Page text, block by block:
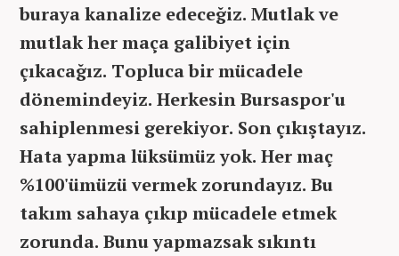
buraya kanalize edeceğiz. Mutlak ve
mutlak her maça galibiyet için
çıkacağız. Topluca bir mücadele
dönemindeyiz. Herkesin Bursaspor'u
sahiplenmesi gerekiyor. Son çıkıştayız.
Hata yapma lüksümüz yok. Her maç
%100'ümüzü vermek zorundayız. Bu
takım sahaya çıkıp mücadele etmek
zorunda. Bunu yapmazsak sıkıntı